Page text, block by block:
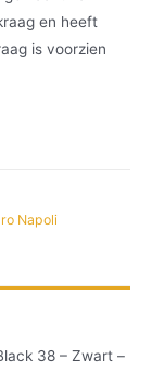
en heeft
is voorzien
Napoli
38 – Zwart –